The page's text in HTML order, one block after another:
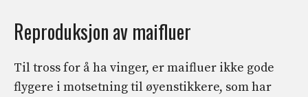
Reproduksjon av maifluer
Til tross for å ha vinger, er maifluer ikke gode
flygere i motsetning til øyenstikkere, som har